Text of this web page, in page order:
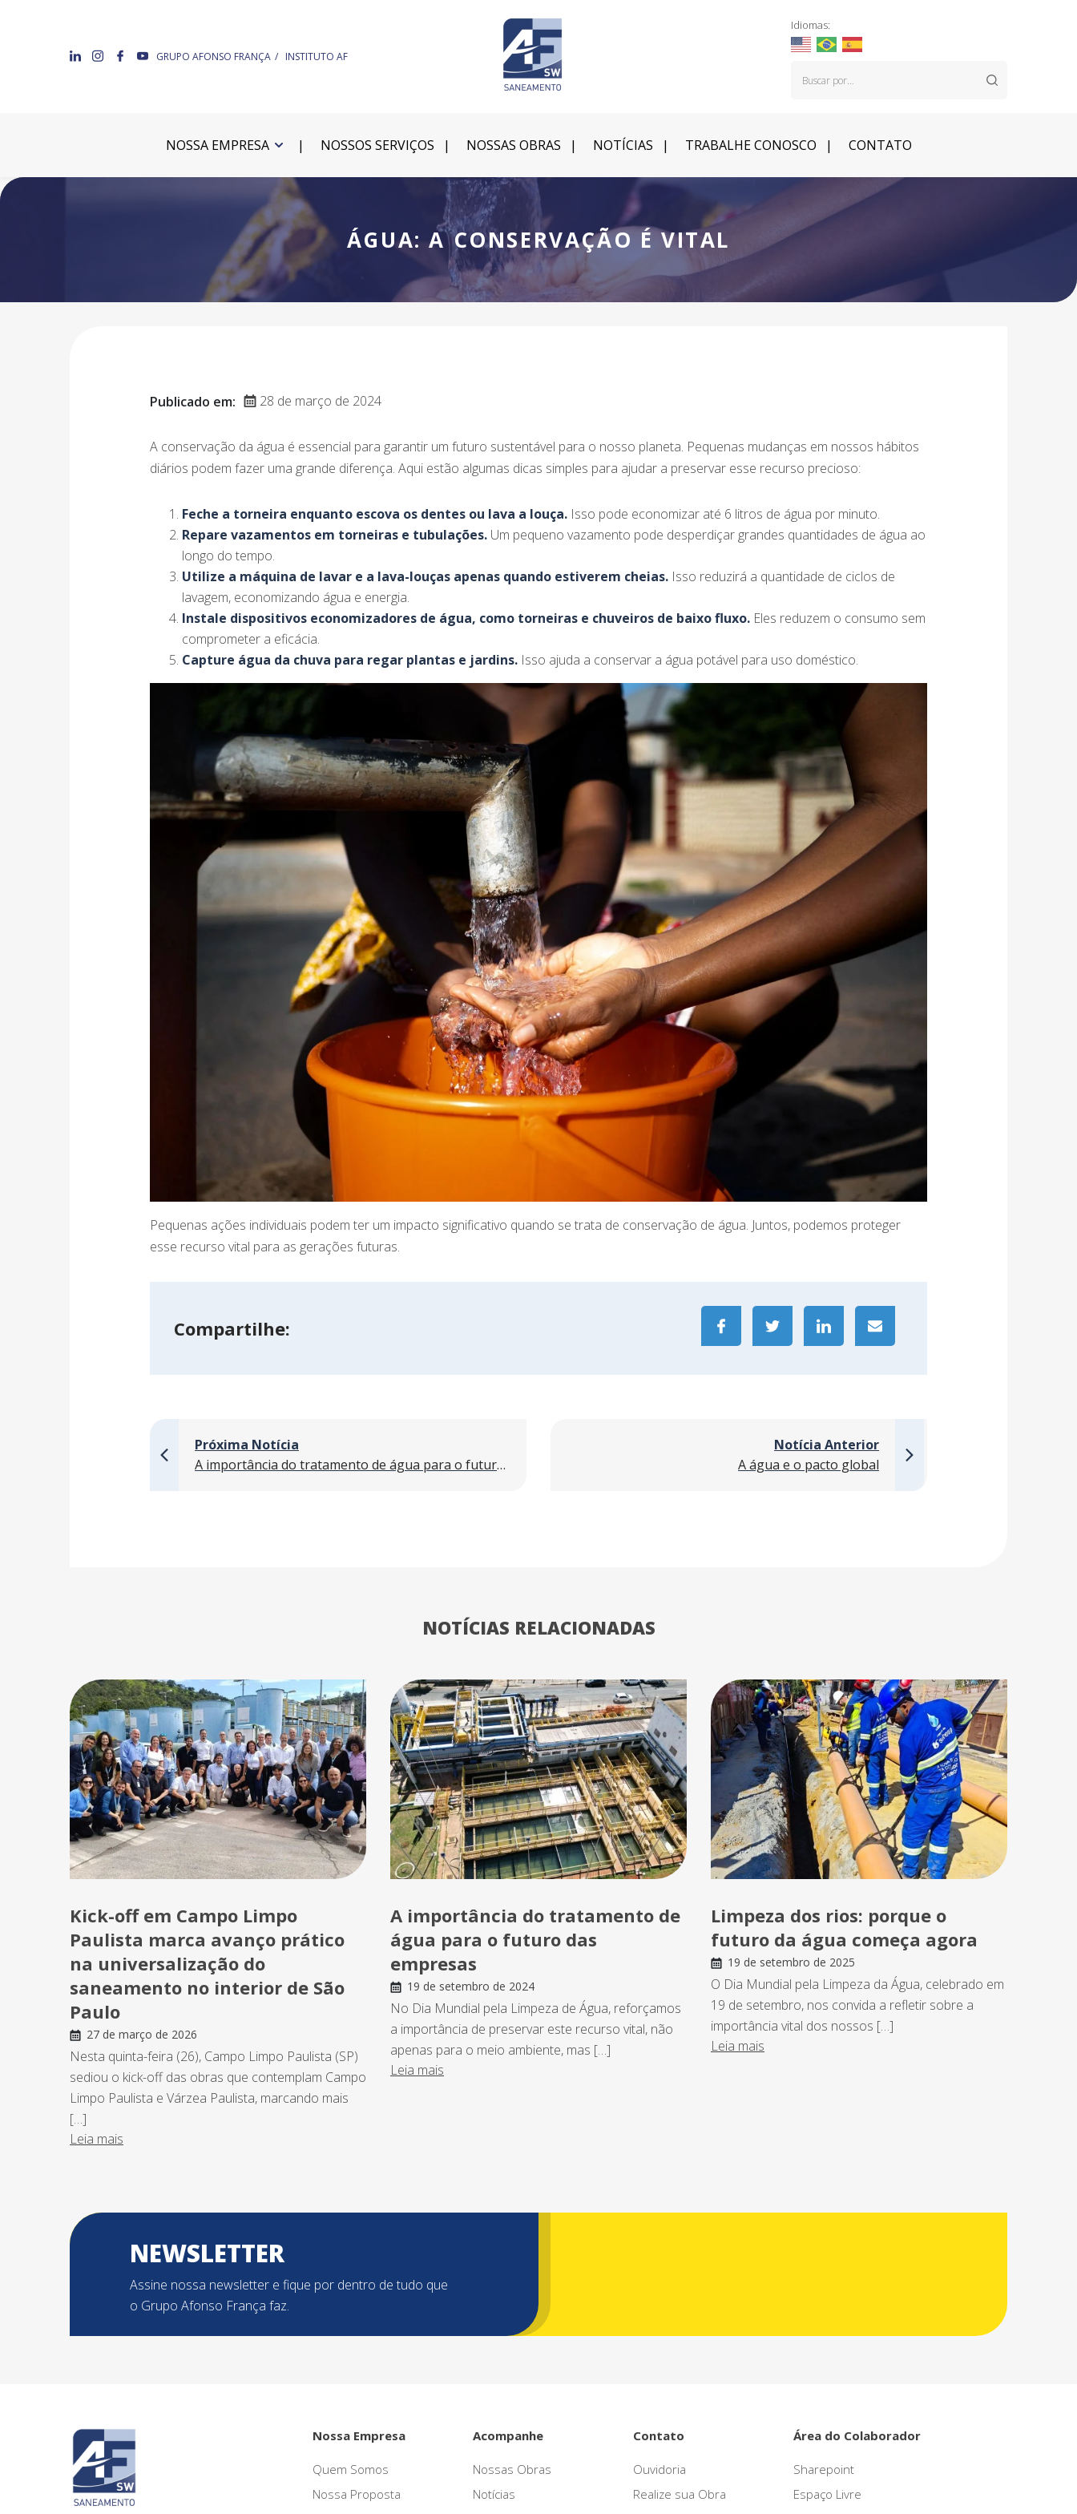
GRUPO AFONSO FRANÇA INSTITUTO AF
Idiomas:
NOSSA EMPRESA NOSSOS SERVIÇOS NOSSAS OBRAS NOTÍCIAS TRABALHE CONOSCO CONTATO
ÁGUA: A CONSERVAÇÃO É VITAL
Publicado em: 28 de março de 2024
A conservação da água é essencial para garantir um futuro sustentável para o nosso planeta. Pequenas mudanças em nossos hábitos
diários podem fazer uma grande diferença. Aqui estão algumas dicas simples para ajudar a preservar esse recurso precioso:
Feche a torneira enquanto escova os dentes ou lava a louça. Isso pode economizar até 6 litros de água por minuto.
Repare vazamentos em torneiras e tubulações. Um pequeno vazamento pode desperdiçar grandes quantidades de água ao
longo do tempo.
Utilize a máquina de lavar e a lava-louças apenas quando estiverem cheias. Isso reduzirá a quantidade de ciclos de
lavagem, economizando água e energia.
Instale dispositivos economizadores de água, como torneiras e chuveiros de baixo fluxo. Eles reduzem o consumo sem
comprometer a eficácia.
Capture água da chuva para regar plantas e jardins. Isso ajuda a conservar a água potável para uso doméstico.
Pequenas ações individuais podem ter um impacto significativo quando se trata de conservação de água. Juntos, podemos proteger
esse recurso vital para as gerações futuras.
Compartilhe:
Próxima Notícia
A importância do tratamento de água para o futuro das empresas
Notícia Anterior
A água e o pacto global
NOTÍCIAS RELACIONADAS
Kick-off em Campo Limpo
Paulista marca avanço prático
na universalização do
saneamento no interior de São
Paulo
27 de março de 2026
Nesta quinta-feira (26), Campo Limpo Paulista (SP)
sediou o kick-off das obras que contemplam Campo
Limpo Paulista e Várzea Paulista, marcando mais
[…]
Leia mais
A importância do tratamento de
água para o futuro das
empresas
19 de setembro de 2024
No Dia Mundial pela Limpeza de Água, reforçamos
a importância de preservar este recurso vital, não
apenas para o meio ambiente, mas […]
Leia mais
Limpeza dos rios: porque o
futuro da água começa agora
19 de setembro de 2025
O Dia Mundial pela Limpeza da Água, celebrado em
19 de setembro, nos convida a refletir sobre a
importância vital dos nossos […]
Leia mais
NEWSLETTER
Assine nossa newsletter e fique por dentro de tudo que
o Grupo Afonso França faz.
Nossa Empresa
Quem Somos
Nossa Proposta
Acompanhe
Nossas Obras
Notícias
Contato
Ouvidoria
Realize sua Obra
Área do Colaborador
Sharepoint
Espaço Livre